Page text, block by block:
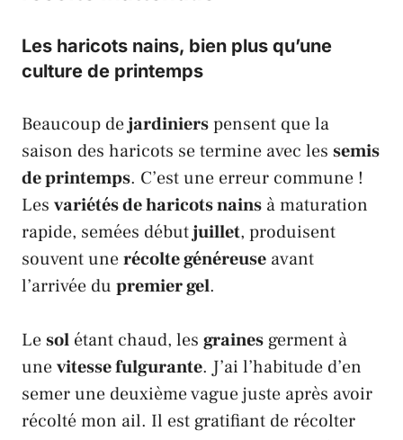
Les haricots nains, bien plus qu’une
culture de printemps
Beaucoup dejardinierspensent que la
saison des haricots se termine avec les semis
de printemps. C’est une erreur commune !
Les variétés de haricots nains à maturation
rapide, semées débutjuillet, produisent
souvent unerécolte généreuse avant
l’arrivée du premier gel.
Lesol étant chaud, les graines germent à
unevitesse fulgurante. J’ai l’habitude d’en
semer une deuxième vague juste après avoir
récolté mon ail. Il est gratifiant de récolter